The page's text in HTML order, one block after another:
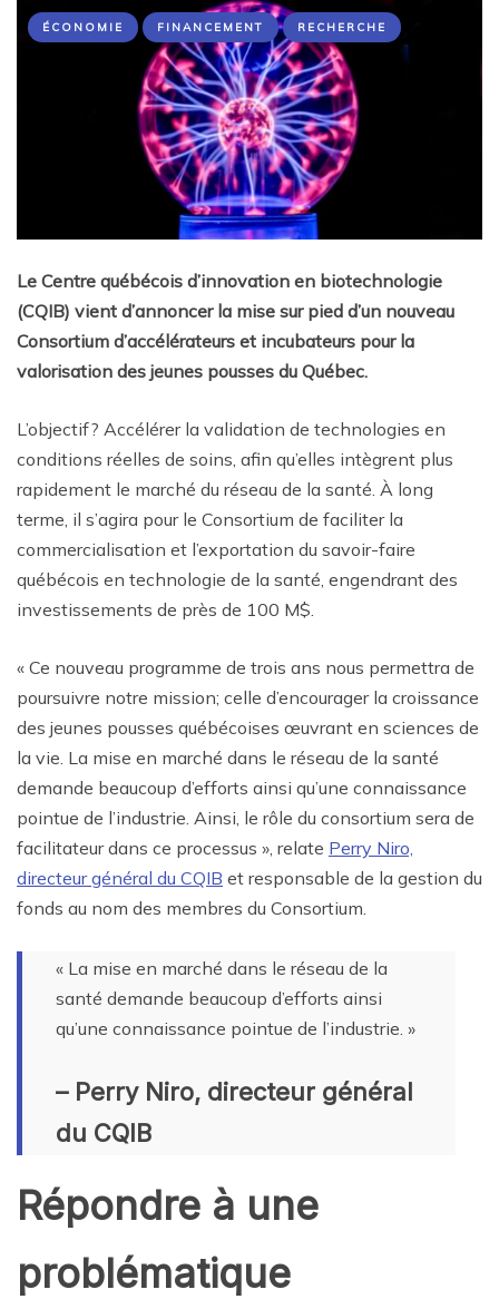
ÉCONOMIE FINANCEMENT RECHERCHE
Le Centre québécois d’innovation en biotechnologie
(CQIB) vient d’annoncer la mise sur pied d’un nouveau
Consortium d’accélérateurs et incubateurs pour la
valorisation des jeunes pousses du Québec.
L’objectif? Accélérer la validation de technologies en
conditions réelles de soins, afin qu’elles intègrent plus
rapidement le marché du réseau de la santé. À long
terme, il s’agira pour le Consortium de faciliter la
commercialisation et l’exportation du savoir-faire
québécois en technologie de la santé, engendrant des
investissements de près de 100 M$.
« Ce nouveau programme de trois ans nous permettra de
poursuivre notre mission; celle d’encourager la croissance
des jeunes pousses québécoises œuvrant en sciences de
la vie. La mise en marché dans le réseau de la santé
demande beaucoup d’efforts ainsi qu’une connaissance
pointue de l’industrie. Ainsi, le rôle du consortium sera de
facilitateur dans ce processus », relate Perry Niro,
directeur général du CQIB et responsable de la gestion du
fonds au nom des membres du Consortium.
« La mise en marché dans le réseau de la
santé demande beaucoup d’efforts ainsi
qu’une connaissance pointue de l’industrie. »
– Perry Niro, directeur général
du CQIB
Répondre à une
problématique